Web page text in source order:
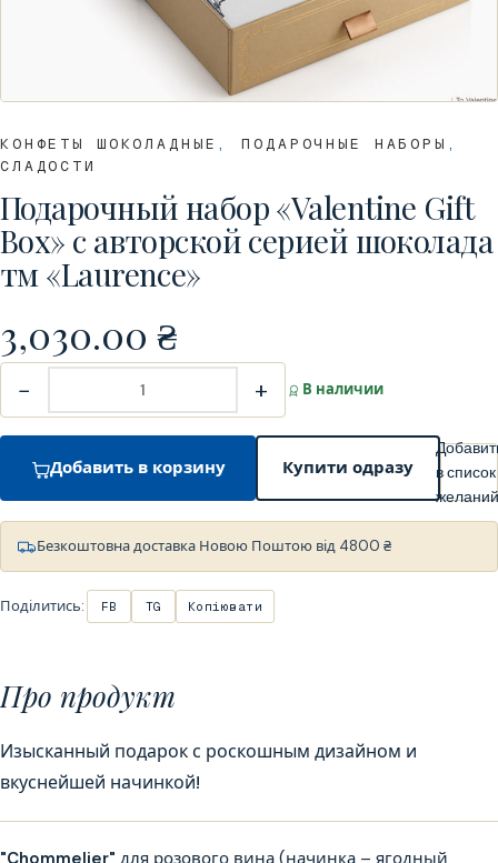
КОНФЕТЫ ШОКОЛАДНЫЕ ,ПОДАРОЧНЫЕ НАБОРЫ ,
СЛАДОСТИ
Подарочный набор «Valentine Gift
Box» c авторской серией шоколада
тм «Laurence»
3,030.00 ₴
− + В наличии
Добавить в корзину Купити одразу
в список
желаний
Безкоштовна доставка Новою Поштою від 4800 ₴
Поділитись: FB TG Копіювати
Про продукт
Изысканный подарок с роскошным дизайном и
вкуснейшей начинкой!